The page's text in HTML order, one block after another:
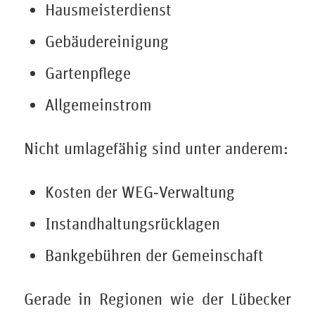
Hausmeisterdienst
Gebäudereinigung
Gartenpflege
Allgemeinstrom
Nicht umlagefähig sind unter anderem:
Kosten der WEG‑Verwaltung
Instandhaltungsrücklagen
Bankgebühren der Gemeinschaft
Gerade in Regionen wie der Lübecker